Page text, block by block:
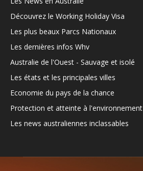
Découvrez le Working Holiday Visa
Les plus beaux Parcs Nationaux
Les dernières infos Whv
Australie de l'Ouest - Sauvage et isolé
Les états et les principales villes
Economie du pays de la chance
Protection et atteinte à l'environnement
Les news australiennes inclassables